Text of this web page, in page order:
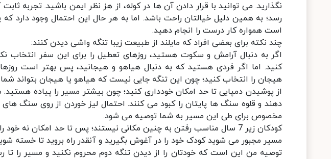
نگذارید. می توانید با قرار دادن آن ها در کوله، از هز نظر ایمن باشید. تجربه
رسد؛ به همین دلیل خیالتان راحت باشد. اما به هر حال این احتمال وجود دارد
است همواره کار درست را انجام دهید.
چند نکته برای بعضی افراد که مایلند از طبیعت زیبا تنگه واشی دیدن کنند:
اگر به دنبال آرامش و سکوت هستید، روزهای تعطیل را برای این سفر انتخاب
کنید. اما اگر فردی هستید که به دنبال هیاهو و هیجانید، پس بهتر است
هیجان را انتخاب کنید؛ چون این تنگه جایی نیست که هیاهو یا هیجان بتواند شما
از پوشیدن دمپایی تا حد امکان خودداری کنید؛ چون بیشتر مسیر را پیاده
دهند و قلوه سنگ ها پایتان را کبود می کنند. احتمال لیز خوردن از روی سنگ
مخصوص برای طی این مسیر به شما توصیه می شود.
کودکان زیر 7 سال مناسب رفتن به چنین مکانی نیستند؛ پس تا حد امکان نه
مسیر مجبور می شوید کودک خود را در آغوش بگیرید و آنقدر راه بروید تا خسته
توصیه من این است که خودتان را از دیدن تنگه دوم محروم نکنید و مسیر را